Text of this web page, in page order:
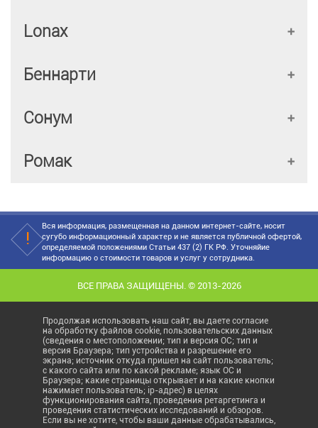
Lonax
Беннарти
Сонум
Ромак
Вся информация, размещенная на данном интернет-сайте, носит
сугубо информационный характер и не является публичной офертой,
определяемой положениями Статьи 437 (2) ГК РФ. Уточняйие
информацию о стоимости товаров и услуг у сотрудника.
ВСЕ ПРАВА ЗАЩИЩЕНЫ. © 2013-2026
Продолжая использовать наш сайт, вы даете согласие
на обработку файлов cookie, пользовательских данных
(сведения о местоположении; тип и версия ОС; тип и
версия Браузера; тип устройства и разрешение его
экрана; источник откуда пришел на сайт пользователь;
с какого сайта или по какой рекламе; язык ОС и
Браузера; какие страницы открывает и на какие кнопки
нажимает пользователь; ip-адрес) в целях
функционирования сайта, проведения ретаргетинга и
проведения статистических исследований и обзоров.
Если вы не хотите, чтобы ваши данные обрабатывались,